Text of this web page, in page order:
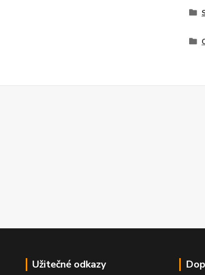
Užitečné odkazy